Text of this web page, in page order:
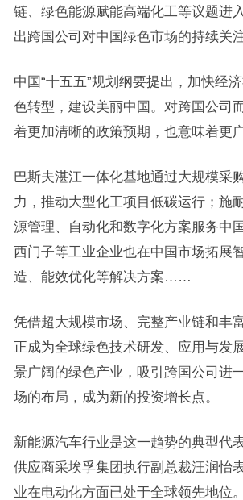
链、绿色能源赋能高端化工等议题进
出跨国公司对中国绿色市场的持续关注
中国“十五五”规划纲要提出，加快经
色转型，建设美丽中国。对跨国公司
着更加清晰的政策预期，也意味着更
巴斯夫湛江一体化基地通过大规模采
力，推动大型化工项目低碳运行；施
源管理、自动化和数字化方案服务中
西门子等工业企业也在中国市场拓展
造、能效优化等解决方案……
凭借超大规模市场、完整产业链和丰
正成为全球绿色技术研发、应用与发
景广阔的绿色产业，吸引跨国公司进
场的布局，成为新的投资增长点。
新能源汽车行业是这一趋势的典型代
供应商采埃孚集团执行副总裁汪润怡
业在电动化方面已处于全球领先地位